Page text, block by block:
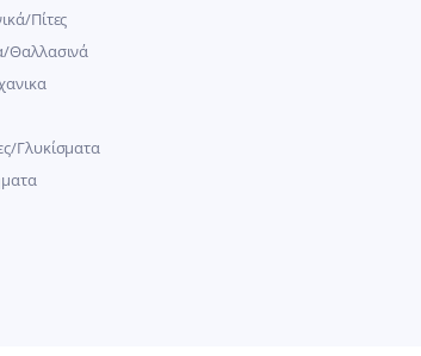
Πίτες
Θαλλασινά
Γλυκίσματα